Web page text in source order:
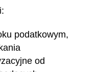
podatkowym,
od